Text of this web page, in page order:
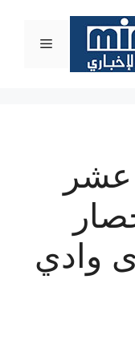
القائمة
عشر
وادي